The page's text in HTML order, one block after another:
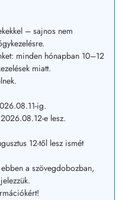
– sajnos nem
minden hónapban 10–12
miatt.
ig.
e lesz.
12-től lesz ismét
a szövegdobozban,